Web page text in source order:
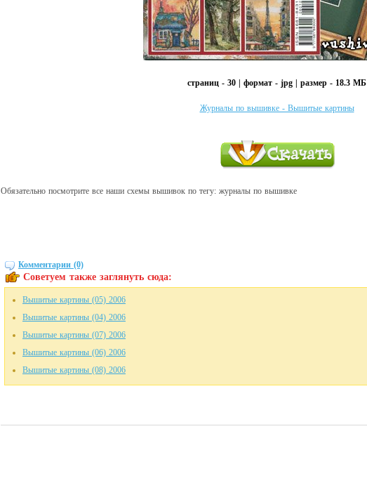
страниц - 30 | формат - jpg | размер - 18.3 МБ
Журналы по вышивке - Вышитые картины
Обязательно посмотрите все наши схемы вышивок по тегу: журналы по вышивке
Комментарии (0)
Советуем также заглянуть сюда:
Вышитые картины (05) 2006
Вышитые картины (04) 2006
Вышитые картины (07) 2006
Вышитые картины (06) 2006
Вышитые картины (08) 2006